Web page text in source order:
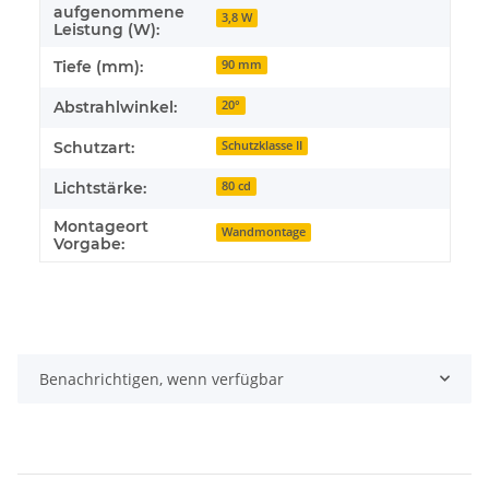
aufgenommene
Leistung (W):
3,8 W
Tiefe (mm): 90 mm
Abstrahlwinkel: 20°
Schutzart: Schutzklasse II
Lichtstärke: 80 cd
Montageort
Vorgabe:
Wandmontage
Benachrichtigen, wenn verfügbar